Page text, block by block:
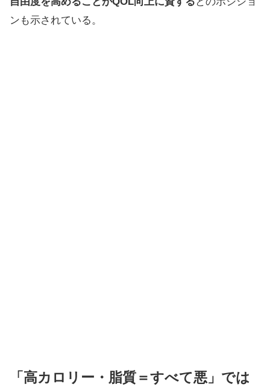
ンも示されている。
「高カロリー・脂質＝すべて悪」では